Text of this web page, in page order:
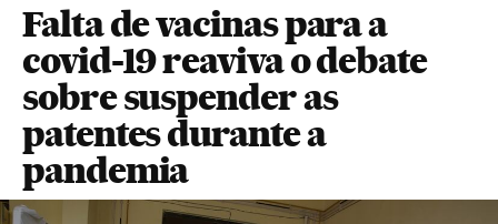
Falta de vacinas para a
covid-19 reaviva o debate
sobre suspender as
patentes durante a
pandemia